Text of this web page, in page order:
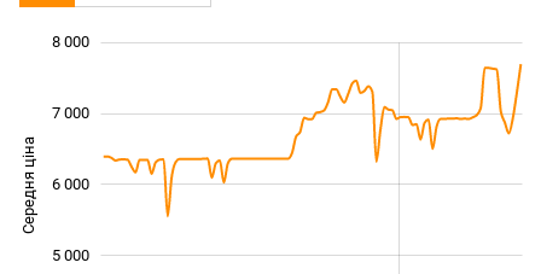
Середня ціна 4 000
5 000
6 000
7 000
8 000